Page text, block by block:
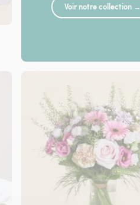
Voir notre collection →